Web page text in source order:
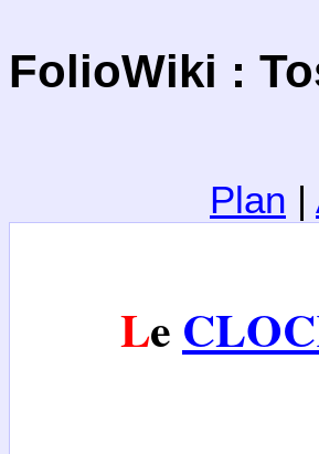
FolioWiki :
Plan |
Le